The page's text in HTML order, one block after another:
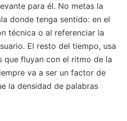
para él. No metas la
donde tenga sentido: en el
técnica o al referenciar la
El resto del tiempo, usa
que fluyan con el ritmo de la
va a ser un factor de
la densidad de palabras